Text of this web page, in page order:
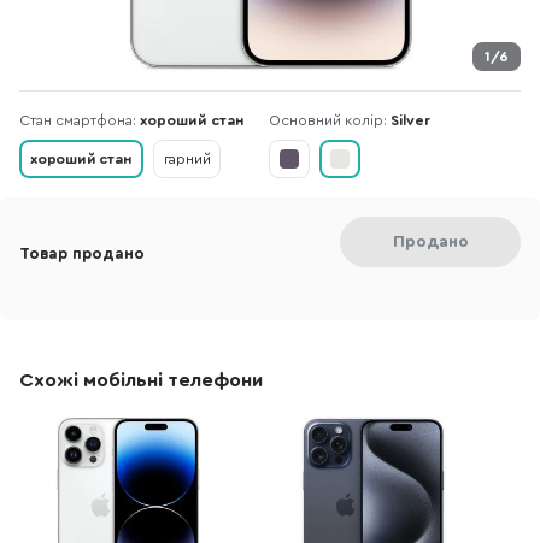
1/6
Стан смартфона: хороший стан
хороший стан гарний
Основний колір: Silver
Товар продано
Продано
Схожі мобільні телефони